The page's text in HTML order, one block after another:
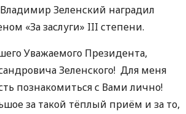
Зеленский наградил
«За заслуги» III степени.
Уважаемого Президента,
Зеленского! Для меня
познакомиться с Вами лично!
за такой тёплый приём и за то,